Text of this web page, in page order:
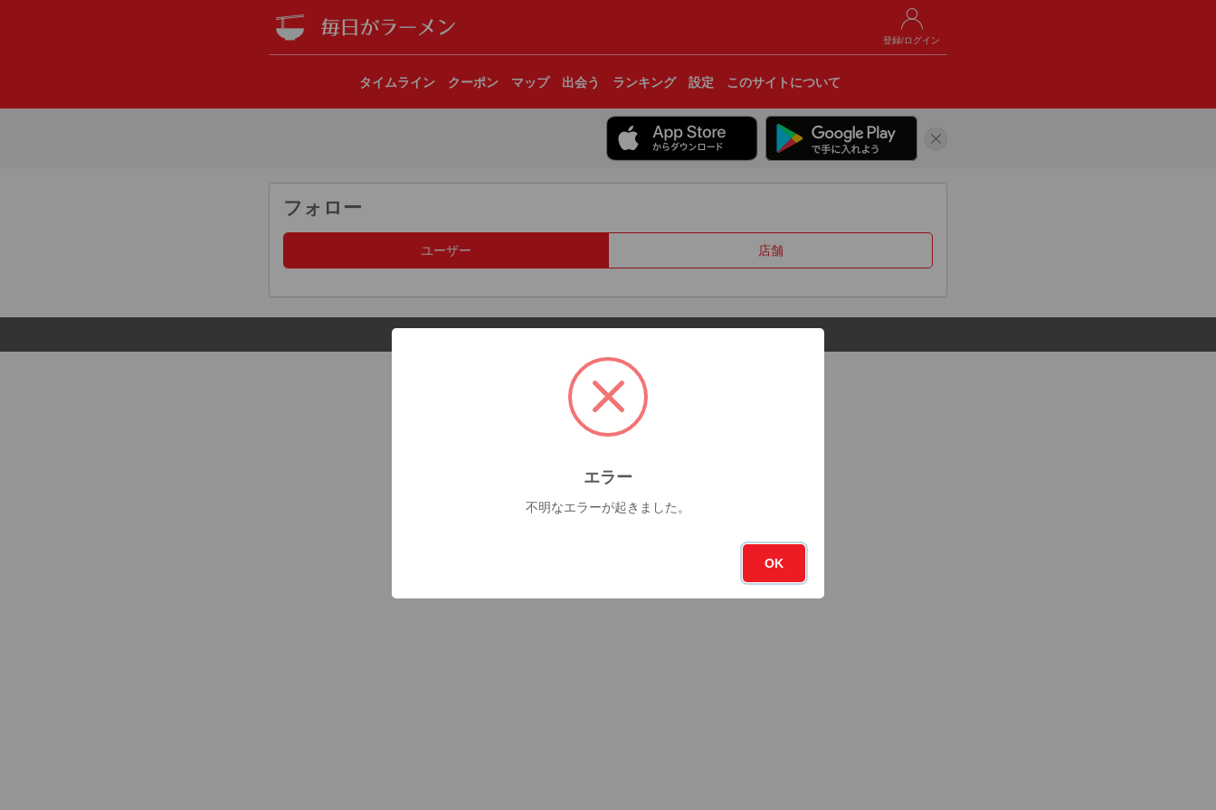
登録/ログイン
タイムライン クーポン マップ 出会う ランキング 設定 このサイトについて
フォロー
ユーザー 店舗
エラー
不明なエラーが起きました。
OK